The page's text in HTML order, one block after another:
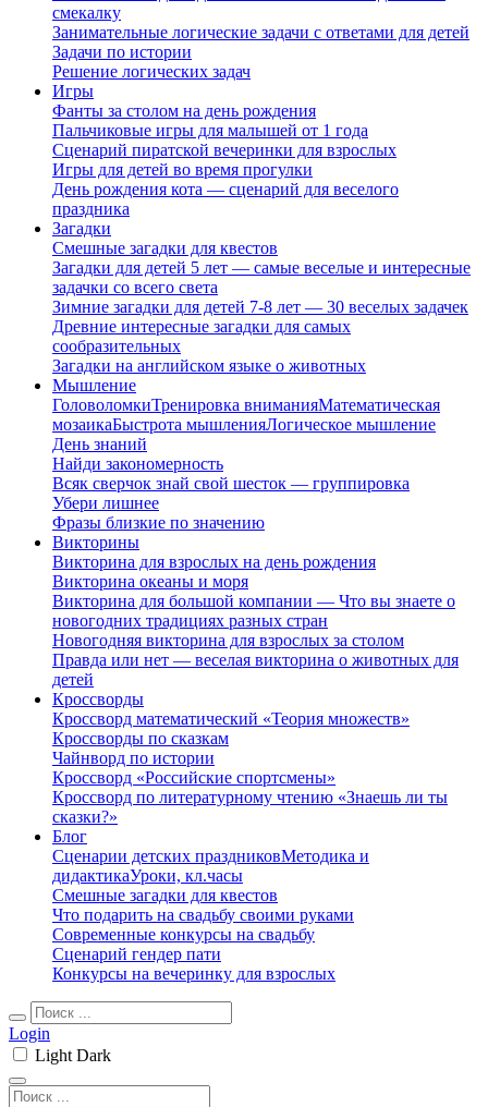
смекалку
Занимательные логические задачи с ответами для детей
Задачи по истории
Решение логических задач
Игры
Фанты за столом на день рождения
Пальчиковые игры для малышей от 1 года
Сценарий пиратской вечеринки для взрослых
Игры для детей во время прогулки
День рождения кота — сценарий для веселого
праздника
Загадки
Смешные загадки для квестов
Загадки для детей 5 лет — самые веселые и интересные
задачки со всего света
Зимние загадки для детей 7-8 лет — 30 веселых задачек
Древние интересные загадки для самых
сообразительных
Загадки на английском языке о животных
Мышление
ГоловоломкиТренировка вниманияМатематическая
мозаикаБыстрота мышленияЛогическое мышление
День знаний
Найди закономерность
Всяк сверчок знай свой шесток — группировка
Убери лишнее
Фразы близкие по значению
Викторины
Викторина для взрослых на день рождения
Викторина океаны и моря
Викторина для большой компании — Что вы знаете о
новогодних традициях разных стран
Новогодняя викторина для взрослых за столом
Правда или нет — веселая викторина о животных для
детей
Кроссворды
Кроссворд математический «Теория множеств»
Кроссворды по сказкам
Чайнворд по истории
Кроссворд «Российские спортсмены»
Кроссворд по литературному чтению «Знаешь ли ты
сказки?»
Блог
Сценарии детских праздниковМетодика и
дидактикаУроки, кл.часы
Смешные загадки для квестов
Что подарить на свадьбу своими руками
Современные конкурсы на свадьбу
Сценарий гендер пати
Конкурсы на вечеринку для взрослых
Login
Light Dark